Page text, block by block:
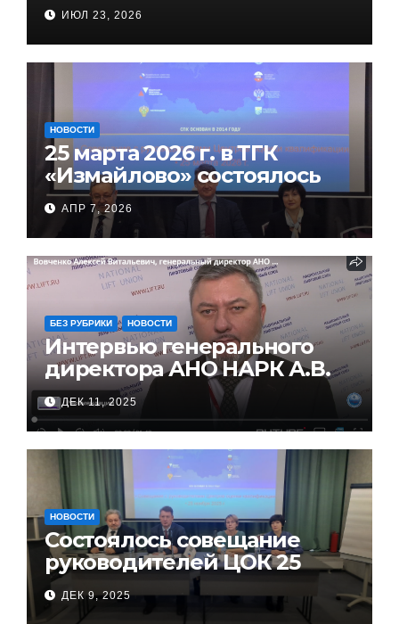
ИЮЛ 23, 2026
НОВОСТИ
25 марта 2026 г. в ТГК
«Измайлово» состоялось
совещание руководителей
ЦОК
АПР 7, 2026
БЕЗ РУБРИКИ НОВОСТИ
Интервью генерального
директора АНО НАРК А.В.
Вовченко на XVIII
Всероссийской
конференции работников
лифтового комплекса
ДЕК 11, 2025
НОВОСТИ
Состоялось совещание
руководителей ЦОК 25
ноября 2025 года
ДЕК 9, 2025